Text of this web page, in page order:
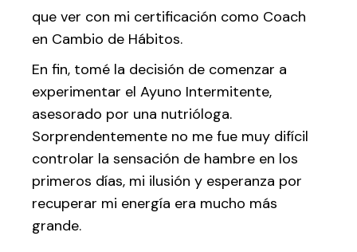
que ver con mi certificación como Coach
en Cambio de Hábitos.
En fin, tomé la decisión de comenzar a
experimentar el Ayuno Intermitente,
asesorado por una nutrióloga.
Sorprendentemente no me fue muy difícil
controlar la sensación de hambre en los
primeros días, mi ilusión y esperanza por
recuperar mi energía era mucho más
grande.